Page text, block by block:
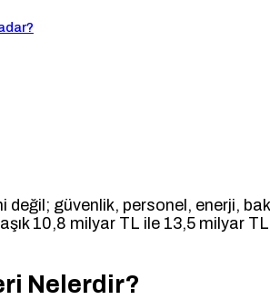
değil; güvenlik, personel, enerji,
10,8 milyar TL ile 13,5 milyar
Nelerdir?